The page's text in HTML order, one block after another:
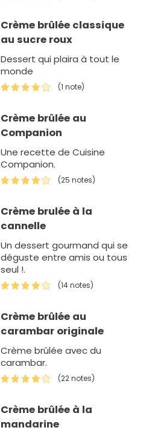
Crème brûlée classique
au sucre roux
Dessert qui plaira à tout le
monde
(1 note)
Crème brûlée au
Companion
Une recette de Cuisine
Companion.
(25 notes)
Crème brulée à la
cannelle
Un dessert gourmand qui se
déguste entre amis ou tous
seul !.
(14 notes)
Crème brûlée au
carambar originale
Crème brûlée avec du
carambar.
(22 notes)
Crème brûlée à la
mandarine